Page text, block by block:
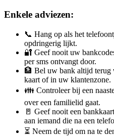
Enkele adviezen:
📞 Hang op als het
opdringerig lijkt.
🔐 Geef nooit uw
per sms ontvangt door.
🏦 Bel uw bank altijd terug
kaart of in uw klantenzone.
👪 Controleer bij een
over een familielid gaat.
🚪 Geef nooit een
aan iemand die na een
⏳ Neem de tijd om na te